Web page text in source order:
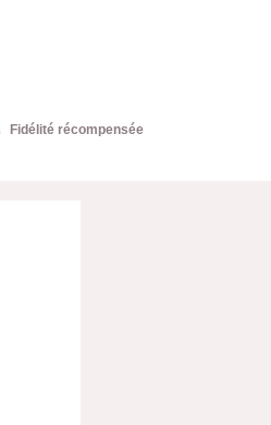
Fidélité récompensée